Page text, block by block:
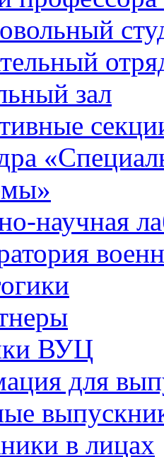
зал
научная
ВУЦ
для
в лицах